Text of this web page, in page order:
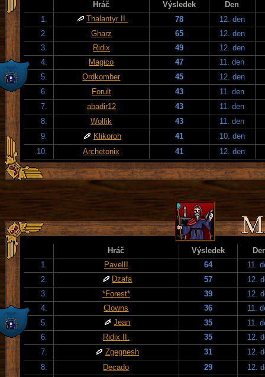
Hráč Výsledek
Den
1.
Thalantyr II. 78
12. den
2.
Gharz 65
12. den
3.
Ridix 49
12. den
4.
Magico 47
11. den
5.
Ordkomber 45
12. den
6.
Forult 43
11. den
7.
abadir12 43
11. den
8.
Wolfik 43
11. den
9.
Klikoroh 41
10. den
10.
Archetonix 41 12. den
Hráč Výsledek
1.
PavelII 64
11.
2.
Dzafa 57
12.
3.
*Forest* 39
12.
4.
Clowns 36
11.
5.
Jean 35
11.
6.
Ridix II. 35
12.
7.
Zgegnesh 31
12.
8.
Decado 29
12.